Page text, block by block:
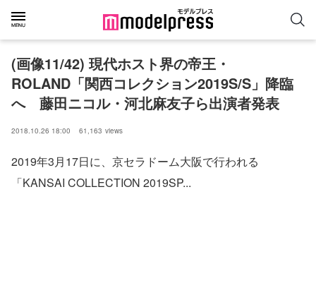
(画像11/42) 現代ホスト界の帝王・
ROLAND「関西コレクション2019S/S」降臨
へ 藤田ニコル・河北麻友子ら出演者発表
2018.10.26 18:00 61,163 views
2019年3月17日に、京セラドーム大阪で行われる
「KANSAI COLLECTION 2019SP...